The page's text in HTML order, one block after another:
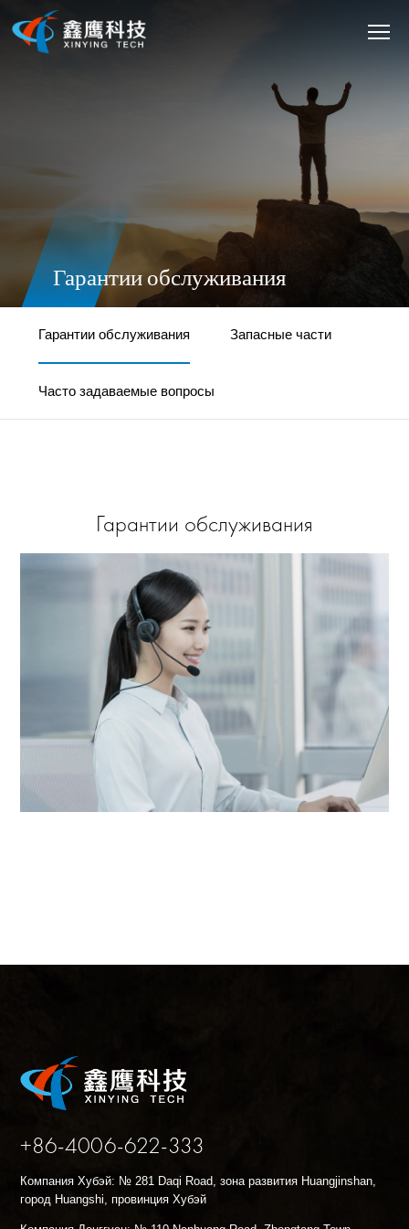
Гарантии обслуживания
Гарантии обслуживания Запасные части
Часто задаваемые вопросы
Гарантии обслуживания
+86-4006-622-333
Компания Хубэй: № 281 Daqi Road, зона развития Huangjinshan,
город Huangshi, провинция Хубэй